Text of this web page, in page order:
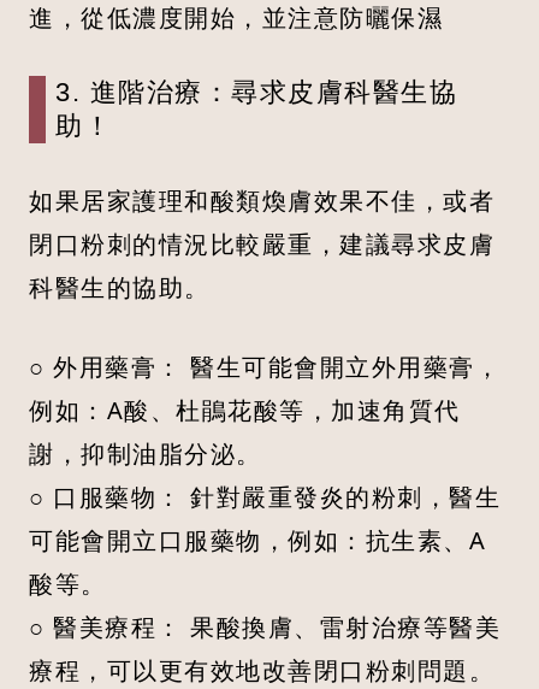
進，從低濃度開始，並注意防曬保濕
3. 進階治療：尋求皮膚科醫生協
助！
如果居家護理和酸類煥膚效果不佳，或者
閉口粉刺的情況比較嚴重，建議尋求皮膚
科醫生的協助。
○ 外用藥膏： 醫生可能會開立外用藥膏，
例如：A酸、杜鵑花酸等，加速角質代
謝，抑制油脂分泌。
○ 口服藥物： 針對嚴重發炎的粉刺，醫生
可能會開立口服藥物，例如：抗生素、A
酸等。
○ 醫美療程： 果酸換膚、雷射治療等醫美
療程，可以更有效地改善閉口粉刺問題。